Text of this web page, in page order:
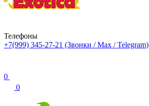
Телефоны
+7(999) 345-27-21 (Звонки / Max / Telegram)
0
0